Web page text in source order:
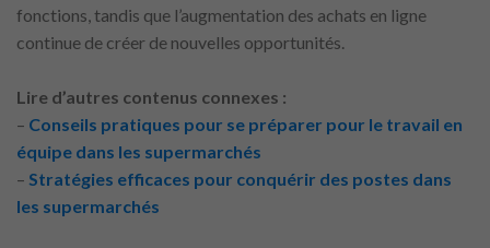
fonctions, tandis que l’augmentation des achats en ligne
continue de créer de nouvelles opportunités.
Lire d’autres contenus connexes :
– Conseils pratiques pour se préparer pour le travail en
équipe dans les supermarchés
– Stratégies efficaces pour conquérir des postes dans
les supermarchés